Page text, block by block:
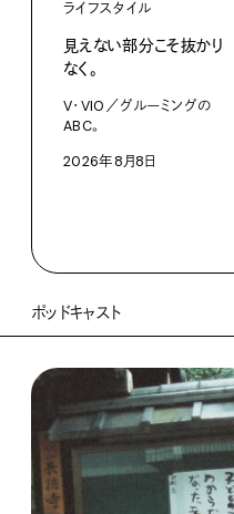
ライフスタイル
見えない部分こそ抜かり
なく。
V・VIO／グルーミングの
ABC。
2026年8月8日
ポッドキャスト